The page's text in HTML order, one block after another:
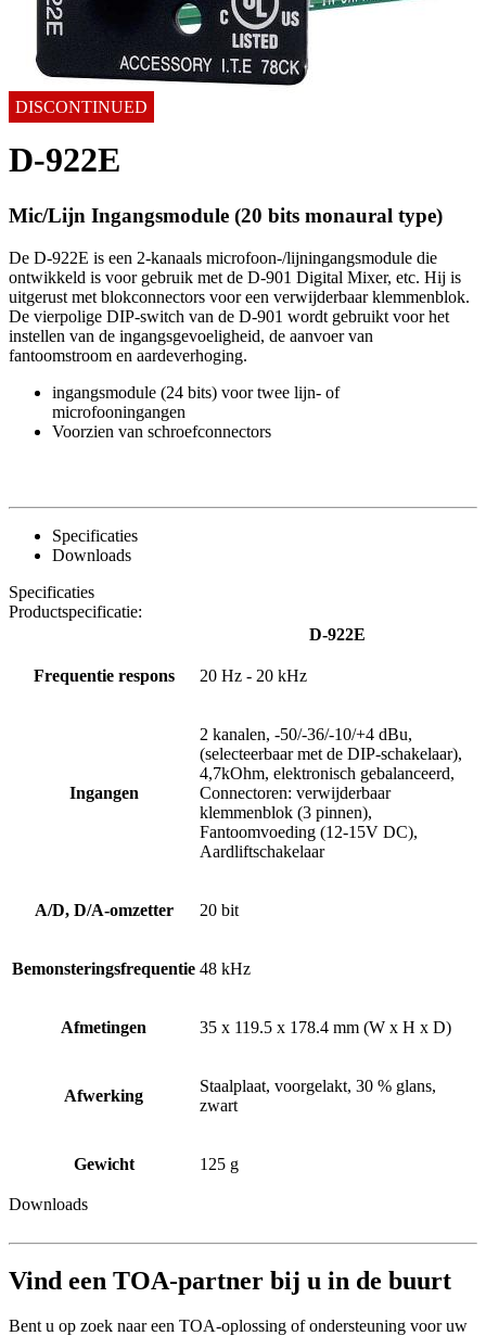
DISCONTINUED
D-922E
Mic/Lijn Ingangsmodule (20 bits monaural type)
De D-922E is een 2-kanaals microfoon-/lijningangsmodule die
ontwikkeld is voor gebruik met de D-901 Digital Mixer, etc. Hij is
uitgerust met blokconnectors voor een verwijderbaar klemmenblok.
De vierpolige DIP-switch van de D-901 wordt gebruikt voor het
instellen van de ingangsgevoeligheid, de aanvoer van
fantoomstroom en aardeverhoging.
ingangsmodule (24 bits) voor twee lijn- of
microfooningangen
Voorzien van schroefconnectors
Specificaties
Downloads
Specificaties
Productspecificatie:
D-922E
Frequentie respons 20 Hz - 20 kHz
Ingangen
2 kanalen, -50/-36/-10/+4 dBu,
(selecteerbaar met de DIP-schakelaar),
4,7kOhm, elektronisch gebalanceerd,
Connectoren: verwijderbaar
klemmenblok (3 pinnen),
Fantoomvoeding (12-15V DC),
Aardliftschakelaar
A/D, D/A-omzetter 20 bit
Bemonsteringsfrequentie 48 kHz
Afmetingen 35 x 119.5 x 178.4 mm (W x H x D)
Afwerking
Staalplaat, voorgelakt, 30 % glans,
zwart
Gewicht 125 g
Downloads
Vind een TOA-partner bij u in de buurt
Bent u op zoek naar een TOA-oplossing of ondersteuning voor uw